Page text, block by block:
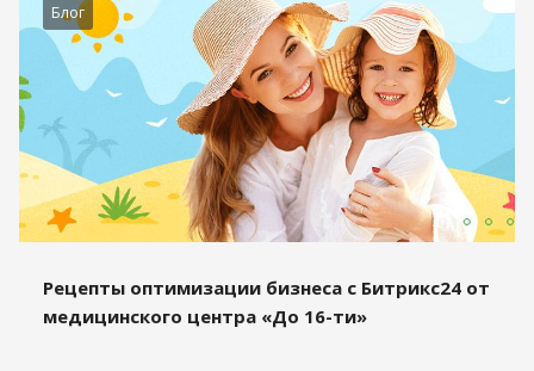
Блог
Рецепты оптимизации бизнеса с Битрикс24 от
медицинского центра «До 16-ти»